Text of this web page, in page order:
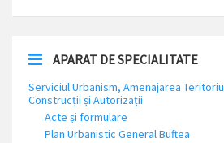
APARAT DE SPECIALITATE
Serviciul Urbanism, Amenajarea
Construcții și Autorizații
Acte și formulare
Plan Urbanistic General Buftea